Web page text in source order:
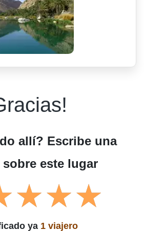
allí? Escribe una
sobre este lugar
ya 1 viajero